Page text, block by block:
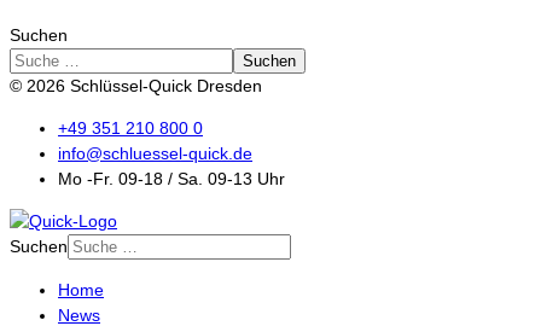
Suchen
Suchen
© 2026 Schlüssel-Quick Dresden
+49 351 210 800 0
info@schluessel-quick.de
Mo -Fr. 09-18 / Sa. 09-13 Uhr
Suchen
Home
News